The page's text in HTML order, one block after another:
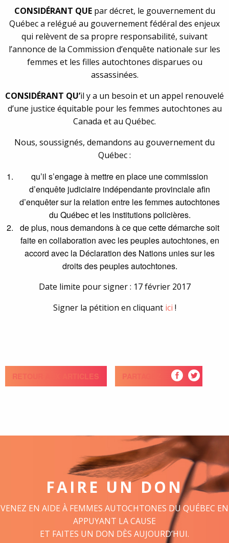
CONSIDÉRANT QUEpar décret, le gouvernement du
Québec a relégué au gouvernement fédéral des enjeux
qui relèvent de sa propre responsabilité, suivant
l’annonce de la Commission d’enquête nationale sur les
femmes et les filles autochtones disparues ou
assassinées.
CONSIDÉRANT QU’il y a un besoin et un appel renouvelé
d’une justice équitable pour les femmes autochtones au
Canada et au Québec.
Nous, soussignés, demandons au gouvernement du
Québec :
qu’il s’engage à mettre en place une commission
d’enquête judiciaire indépendante provinciale afin
d’enquêter sur la relation entre les femmes autochtones
du Québec et les institutions policières.
de plus, nous demandons à ce que cette démarche soit
faite en collaboration avec les peuples autochtones, en
accord avec la Déclaration des Nations unies sur les
droits des peuples autochtones.
Date limite pour signer : 17 février 2017
Signer la pétition en cliquant ici !
RETOUR AUX ARTICLES PARTAGEZ
FAIRE UN DON
VENEZ EN AIDE À FEMMES AUTOCHTONES DU QUÉBEC EN
APPUYANT LA CAUSE
ET FAITES UN DON DÈS AUJOURD’HUI.